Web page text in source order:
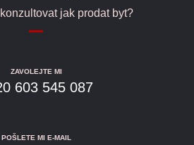
jak prodat byt?
ZAVOLEJTE MI
603 545 087
POŠLETE MI E-MAIL